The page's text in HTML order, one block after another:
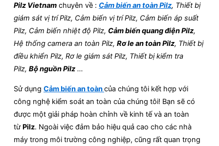
Pilz Vietnam chuyên về : Cảm biến an toàn Pilz, Thiết bị
giám sát vị trí Pilz, Cảm biến vị trí Pilz, Cảm biến áp suất
Pilz, Cảm biến nhiệt độ Pilz, Cảm biến quang điện Pilz,
Hệ thống camera an toàn Pilz, Rơ le an toàn Pilz, Thiết bị
điều khiển Pilz, Rơ le giám sát Pilz, Thiết bị kiểm tra
Pilz, Bộ nguồn Pilz …
Sử dụng Cảm biến an toàncủa chúng tôi kết hợp với
công nghệ kiểm soát an toàn của chúng tôi! Bạn sẽ có
được một giải pháp hoàn chỉnh về kinh tế và an toàn
từ Pilz. Ngoài việc đảm bảo hiệu quả cao cho các nhà
máy trong môi trường công nghiệp, cũng rất quan trọng